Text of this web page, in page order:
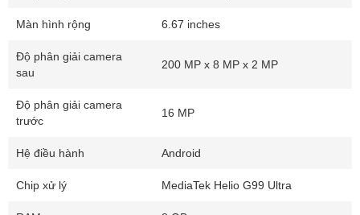
Màn hình rộng 6.67 inches
Độ phân giải camera
sau
200 MP x 8 MP x 2 MP
Độ phân giải camera
trước
16 MP
Hệ điều hành Android
Chip xử lý MediaTek Helio G99 Ultra